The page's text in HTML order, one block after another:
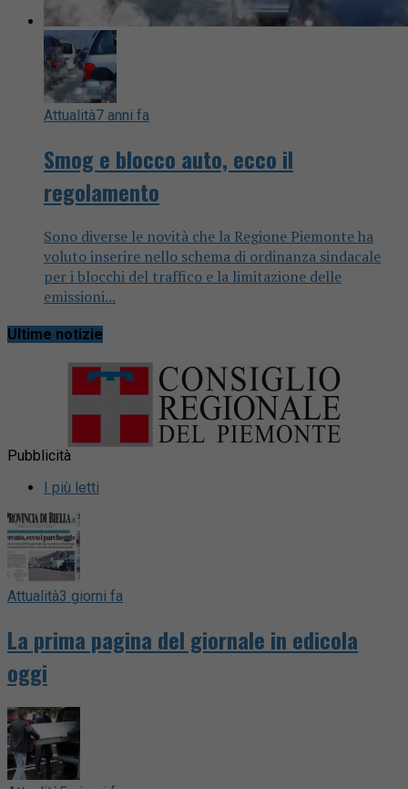
Attualità7 anni fa
Smog e blocco auto, ecco il
regolamento
Sono diverse le novità che la Regione Piemonte ha
voluto inserire nello schema di ordinanza sindacale
per i blocchi del traffico e la limitazione delle
emissioni...
Ultime notizie
Pubblicità
I più letti
Attualità3 giorni fa
La prima pagina del giornale in edicola
oggi